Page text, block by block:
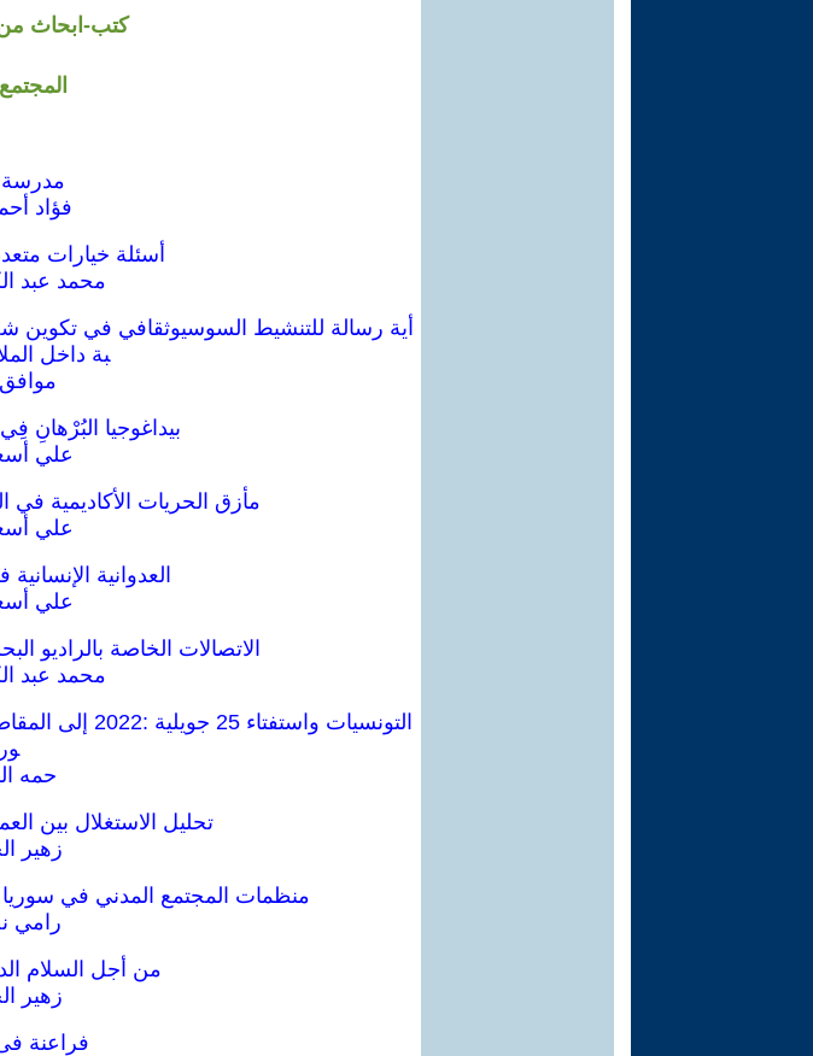
كتب-ابحاث
فؤاد
أسئلة خيارات
محمد عبد
أية رسالة للتنشيط السوسيوثقافي في
بة داخل
بيداغوجيا البُرْهانِ
علي
مأزق الحريات الأكاديمية في
علي
العدوانية
علي
الاتصالات الخاصة بالراديو
محمد عبد
التونسيات
حمه
تحليل الاستغلال بين
زهير
منظمات المجتمع المدني في سوريا بعد العام 2011 ..
رامي
من أجل السلام
زهير
فراعنة